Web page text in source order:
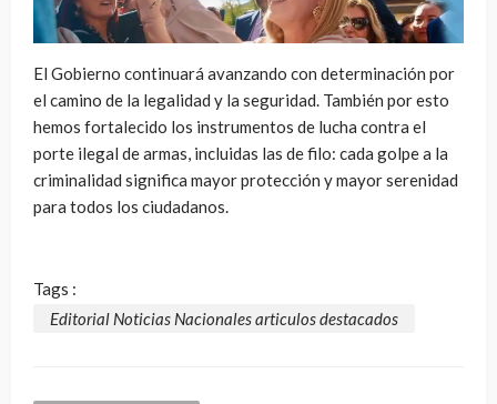
El Gobierno continuará avanzando con determinación por
el camino de la legalidad y la seguridad. También por esto
hemos fortalecido los instrumentos de lucha contra el
porte ilegal de armas, incluidas las de filo: cada golpe a la
criminalidad significa mayor protección y mayor serenidad
para todos los ciudadanos.
Tags :
Editorial Noticias Nacionales articulos destacados